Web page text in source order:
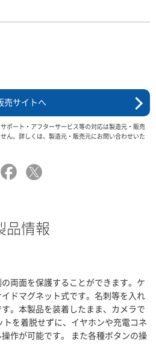
売サイトへ
ポート・アフターサービス等の対応は製造元・販売
ん。詳しくは、製造元・販売元にお問い合わせいた
品情報
両面を保護することができます。ケ
ドマグネット式です。名刺等を入れ
。本製品を装着したまま、カメラで
を着脱せずに、イヤホンや充電コネ
作が可能です。 また各種ボタンの操